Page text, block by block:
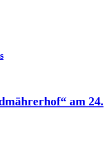
am 24.